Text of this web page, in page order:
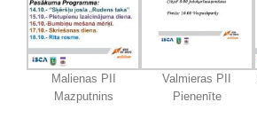
Malienas PII
Mazputnins
Valmieras PII
Pienenīte